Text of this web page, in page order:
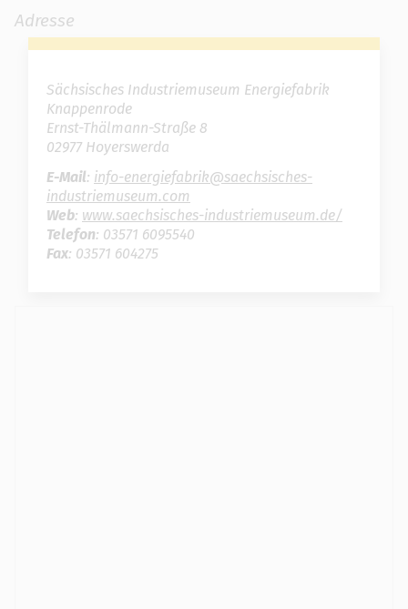
Adresse
Sächsisches Industriemuseum Energiefabrik
Knappenrode
Ernst-Thälmann-Straße 8
02977 Hoyerswerda
E-Mail: info-energiefabrik@saechsisches-
industriemuseum.com
Web: www.saechsisches-industriemuseum.de/
Telefon: 03571 6095540
Fax: 03571 604275